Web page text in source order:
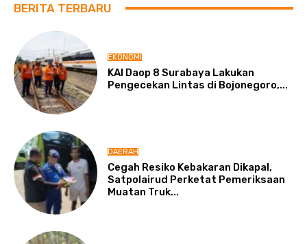
BERITA TERBARU
EKONOMI
KAI Daop 8 Surabaya Lakukan
Pengecekan Lintas di Bojonegoro,...
DAERAH
Cegah Resiko Kebakaran Dikapal,
Satpolairud Perketat Pemeriksaan
Muatan Truk...